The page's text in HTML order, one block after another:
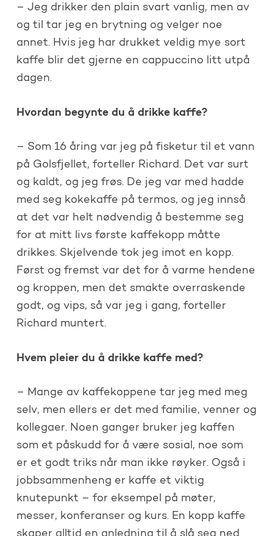
– Jeg drikker den plain svart vanlig, men av
og til tar jeg en brytning og velger noe
annet. Hvis jeg har drukket veldig mye sort
kaffe blir det gjerne en cappuccino litt utpå
dagen.
Hvordan begynte du å drikke kaffe?
– Som 16 åring var jeg på fisketur til et vann
på Golsfjellet, forteller Richard. Det var surt
og kaldt, og jeg frøs. De jeg var med hadde
med seg kokekaffe på termos, og jeg innså
at det var helt nødvendig å bestemme seg
for at mitt livs første kaffekopp måtte
drikkes. Skjelvende tok jeg imot en kopp.
Først og fremst var det for å varme hendene
og kroppen, men det smakte overraskende
godt, og vips, så var jeg i gang, forteller
Richard muntert.
Hvem pleier du å drikke kaffe med?
– Mange av kaffekoppene tar jeg med meg
selv, men ellers er det med familie, venner og
kollegaer. Noen ganger bruker jeg kaffen
som et påskudd for å være sosial, noe som
er et godt triks når man ikke røyker. Også i
jobbsammenheng er kaffe et viktig
knutepunkt – for eksempel på møter,
messer, konferanser og kurs. En kopp kaffe